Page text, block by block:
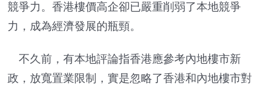
競爭力。香港樓價高企卻已嚴重削弱了本地競爭
力，成為經濟發展的瓶頸。
不久前，有本地評論指香港應參考內地樓市新
政，放寬置業限制，實是忽略了香港和內地樓市對